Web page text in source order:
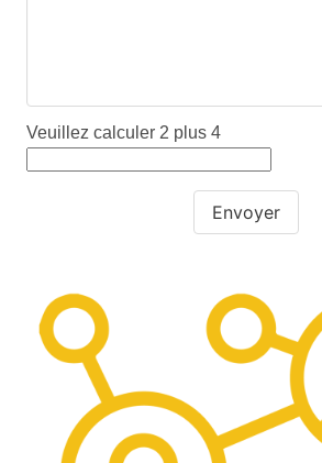
Veuillez calculer 2 plus 4
Envoyer